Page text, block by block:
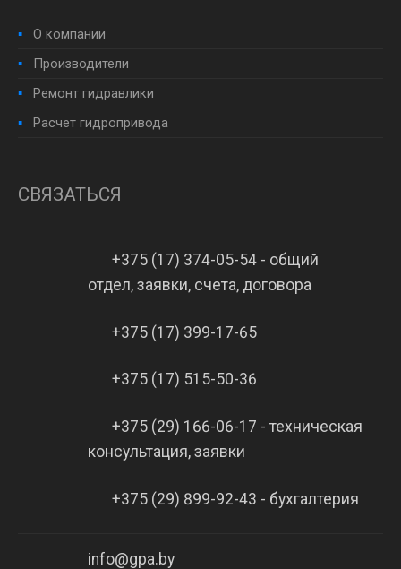
О компании
Производители
Ремонт гидравлики
Расчет гидропривода
СВЯЗАТЬСЯ
+375 (17) 374-05-54 - общий
отдел, заявки, счета, договора
+375 (17) 399-17-65
+375 (17) 515-50-36
+375 (29) 166-06-17 - техническая
консультация, заявки
+375 (29) 899-92-43 - бухгалтерия
info@gpa.by